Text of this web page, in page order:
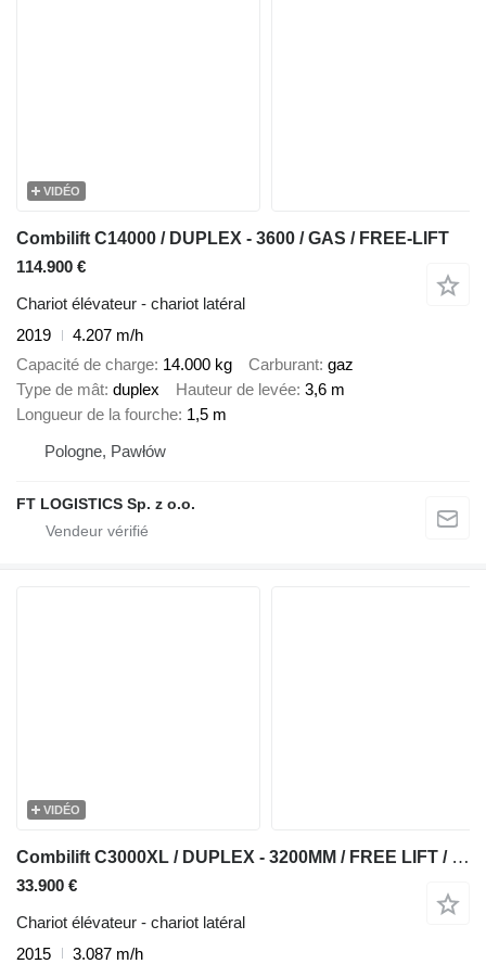
VIDÉO
Combilift C14000 / DUPLEX - 3600 / GAS / FREE-LIFT
114.900 €
Chariot élévateur - chariot latéral
2019
4.207 m/h
Capacité de charge 14.000 kg Carburant gaz
Type de mât duplex Hauteur de levée 3,6 m
Longueur de la fourche 1,5 m
Pologne, Pawłów
FT LOGISTICS Sp. z o.o.
VIDÉO
Combilift C3000XL / DUPLEX - 3200MM / FREE LIFT / XL CABIN / SIDESHIFT / O
33.900 €
Chariot élévateur - chariot latéral
2015
3.087 m/h